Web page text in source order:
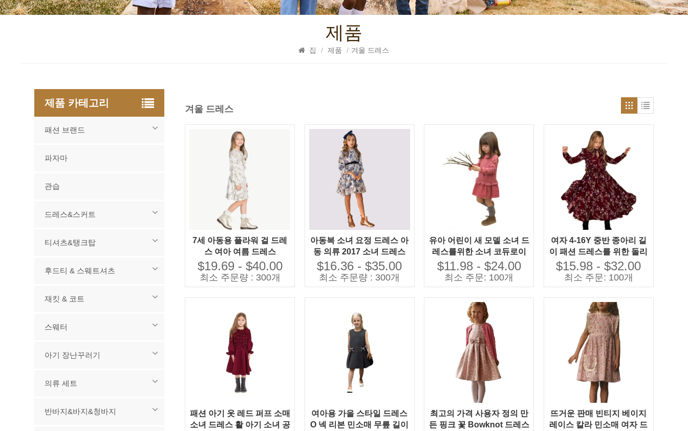
제품
집 / 제품 / 겨울 드레스
겨울 드레스
7세 아동용 플라워 걸 드레
스 여아 여름 드레스
$19.69 - $40.00
최소 주문량 : 300개
아동복 소녀 요정 드레스 아
동 의류 2017 소녀 드레스
$16.36 - $35.00
최소 주문량 : 300개
유아 어린이 새 모델 소녀 드
레스를위한 소녀 코듀로이
캐주얼 드레스
$11.98 - $24.00
최소 주문: 100개
여자 4-16Y 중반 종아리 길
이 패션 드레스를 위한 돌리
기 꽃 드레스 도매
$15.98 - $32.00
최소 주문: 100개
패션 아기 옷 레드 퍼프 소매
소녀 드레스 활 아기 소녀 공
여아용 가을 스타일 드레스
O 넥 리본 민소매 무릎 길이
최고의 가격 사용자 정의 만
든 핑크 꽃 Bowknot 드레스
뜨거운 판매 빈티지 베이지
레이스 칼라 민소매 여자 드
제품 카테고리
패션 브랜드
파자마
관습
드레스&스커트
티셔츠&탱크탑
후드티 & 스웨트셔츠
재킷 & 코트
스웨터
아기 장난꾸러기
의류 세트
반바지&바지&청바지